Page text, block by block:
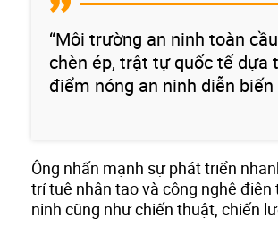
“Môi trường an ninh toàn
chèn ép, trật tự quốc tế
điểm nóng an ninh diễn
Ông nhấn mạnh sự phát triển
trí tuệ nhân tạo và công nghệ
ninh cũng như chiến thuật, chiến